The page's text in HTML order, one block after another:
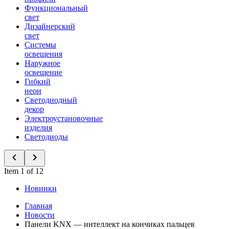
Функциональный
свет
Дизайнерский
свет
Системы
освещения
Наружное
освещение
Гибкий
неон
Светодиодный
декор
Электроустановочные
изделия
Светодиоды
Item 1 of 12
Новинки
Главная
Новости
Панели KNX — интеллект на кончиках пальцев